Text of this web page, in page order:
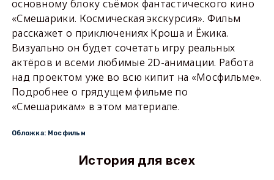
основному блоку съёмок фантастического кино
«Смешарики. Космическая экскурсия». Фильм
расскажет о приключениях Кроша и Ёжика.
Визуально он будет сочетать игру реальных
актёров и всеми любимые 2D-анимации. Работа
над проектом уже во всю кипит на «Мосфильме».
Подробнее о грядущем фильме по
«Смешарикам» в этом материале.
Обложка: Мосфильм
История для всех